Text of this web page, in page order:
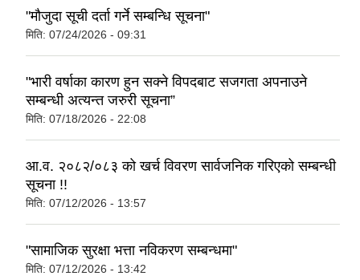
"मौजुदा सूची दर्ता गर्ने सम्बन्धि सूचना"
मिति: 07/24/2026 - 09:31
"भारी वर्षाका कारण हुन सक्ने विपदबाट सजगता अपनाउने
सम्बन्धी अत्यन्त जरुरी सूचना”
मिति: 07/18/2026 - 22:08
आ.व. २०८२/०८३ को खर्च विवरण सार्वजनिक गरिएको सम्बन्धी
सूचना !!
मिति: 07/12/2026 - 13:57
"सामाजिक सुरक्षा भत्ता नविकरण सम्बन्धमा"
मिति: 07/12/2026 - 13:42